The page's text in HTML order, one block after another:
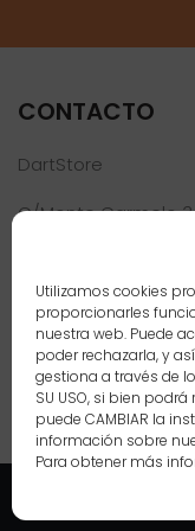
Utilizamos cookies
proporcionarles
nuestra web. Puede
poder rechazarla, y
gestiona a través de
SU USO, si bien
puede CAMBIAR la
información sobre
Para obtener más
CONTACTO
DartStore
C/Monte Carmelo
Teléfono:961 152 301
info@dartstore.es